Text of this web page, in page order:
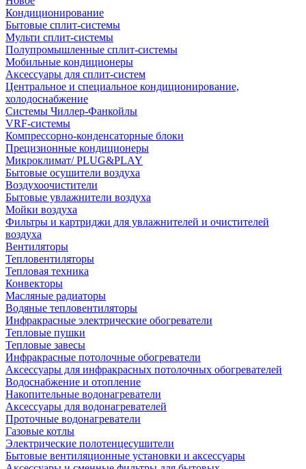
Кондиционирование
Бытовые сплит-системы
Мульти сплит-системы
Полупромышленные сплит-системы
Мобильные кондиционеры
Аксессуары для сплит-систем
Центральное и специальное кондиционирование,
холодоснабжение
Системы Чиллер-Фанкойлы
VRF-системы
Компрессорно-конденсаторные блоки
Прецизионные кондиционеры
Микроклимат/ PLUG&PLAY
Бытовые осушители воздуха
Воздухоочистители
Бытовые увлажнители воздуха
Мойки воздуха
Фильтры и картриджи для увлажнителей и очистителей
воздуха
Вентиляторы
Тепловентиляторы
Тепловая техника
Конвекторы
Масляные радиаторы
Водяные тепловентиляторы
Инфракрасные электрические обогреватели
Тепловые пушки
Тепловые завесы
Инфракрасные потолочные обогреватели
Аксессуары для инфракрасных потолочных обогревателей
Водоснабжение и отопление
Накопительные водонагреватели
Аксессуары для водонагревателей
Проточные водонагреватели
Газовые котлы
Электрические полотенцесушители
Бытовые вентиляционные установки и аксессуары